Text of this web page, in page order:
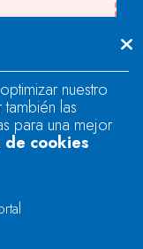
el campo
el campo
nuestro
las
para una mejor
de cookies